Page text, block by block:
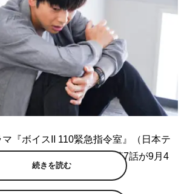
『ボイスII 110緊急指令室』（日本テ
後10・00～10・54）の第7話が9月4
る。
続きを読む